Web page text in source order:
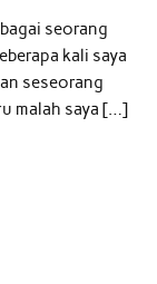
seorang
kali saya
seseorang
malah saya […]